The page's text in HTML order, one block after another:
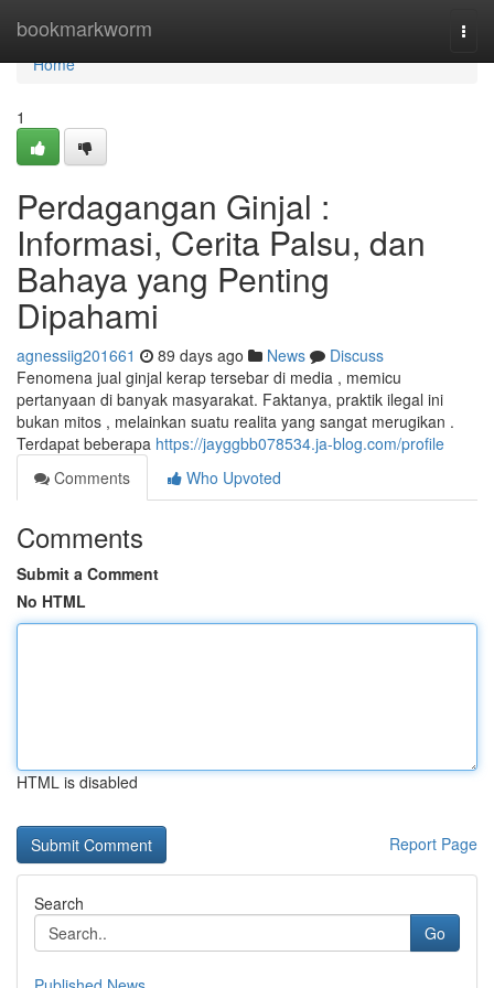
bookmarkworm
Home
Home
1
Perdagangan Ginjal :
Informasi, Cerita Palsu, dan
Bahaya yang Penting
Dipahami
agnessiig201661 89 days ago News
Discuss
Fenomena jual ginjal kerap tersebar di media , memicu
pertanyaan di banyak masyarakat. Faktanya, praktik ilegal ini
bukan mitos , melainkan suatu realita yang sangat merugikan .
Terdapat beberapa https://jayggbb078534.ja-blog.com/profile
Comments
Who Upvoted
Comments
Submit a Comment
No HTML
HTML is disabled
Report Page
Search
Go